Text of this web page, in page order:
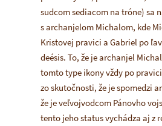
sudcom sediacom na tróne) sa
s archanjelom Michalom, kde
Kristovej pravici a Gabriel po
deésis. To, že je archanjel
tomto type ikony vždy po
zo skutočnosti, že je spomedzi
že je veľvojvodcom Pánovho
tento jeho status vychádza aj z